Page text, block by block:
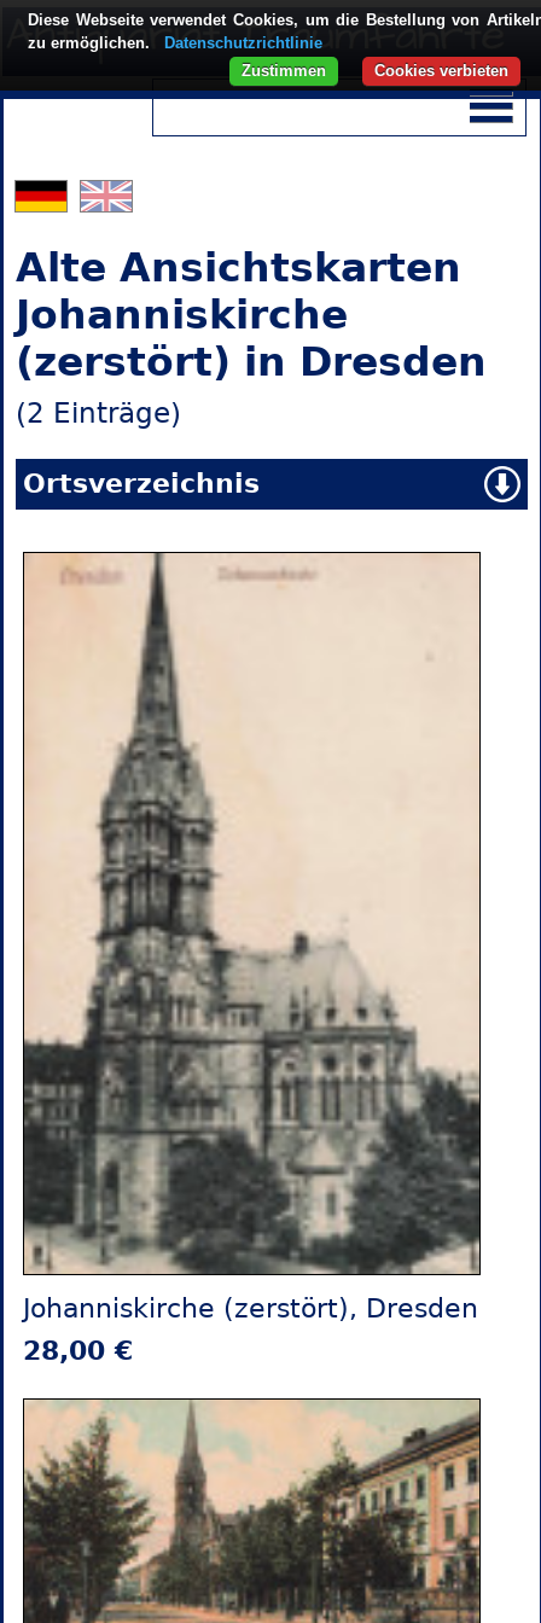
Alte Ansichtskarten
Johanniskirche
(zerstört) in Dresden
(2 Einträge)
Ortsverzeichnis
Johanniskirche (zerstört), Dresden
28,00 €
Diese Webseite verwendet Cookies, um die Bestellung von
zu ermöglichen.
Datenschutzrichtlinie
Cookies verbieten
Zustimmen